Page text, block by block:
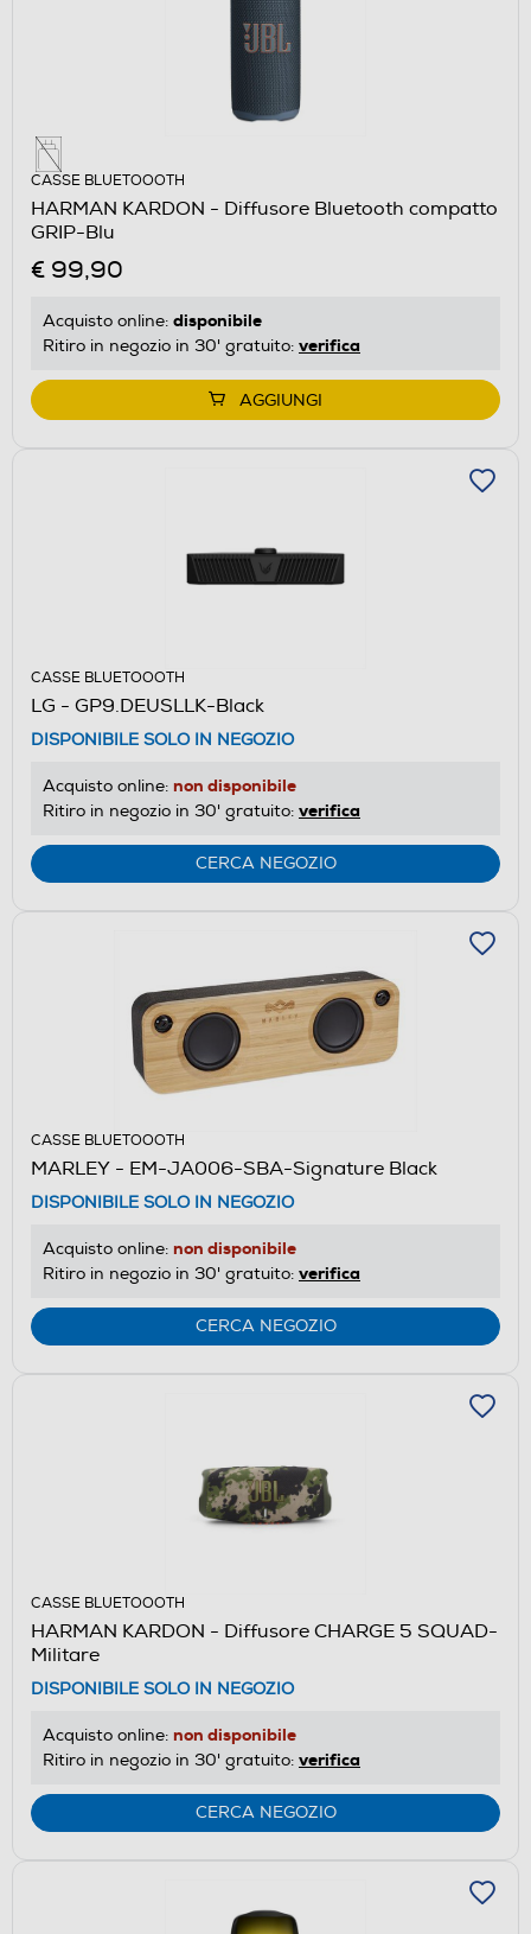
CASSE BLUETOOOTH
HARMAN KARDON - Diffusore Bluetooth compatto
GRIP-Blu
€ 99,90
Acquisto online: disponibile
Ritiro in negozio in 30' gratuito: verifica
AGGIUNGI
CASSE BLUETOOOTH
LG - GP9.DEUSLLK-Black
DISPONIBILE SOLO IN NEGOZIO
Acquisto online: non disponibile
Ritiro in negozio in 30' gratuito: verifica
CERCA NEGOZIO
CASSE BLUETOOOTH
MARLEY - EM-JA006-SBA-Signature Black
DISPONIBILE SOLO IN NEGOZIO
Acquisto online: non disponibile
Ritiro in negozio in 30' gratuito: verifica
CERCA NEGOZIO
CASSE BLUETOOOTH
HARMAN KARDON - Diffusore CHARGE 5 SQUAD-
Militare
DISPONIBILE SOLO IN NEGOZIO
Acquisto online: non disponibile
Ritiro in negozio in 30' gratuito: verifica
CERCA NEGOZIO